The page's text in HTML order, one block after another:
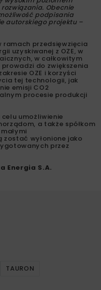
czytelność i
precyzja działania
powierzchni
aplikacji po jej
uda się wdrożyć, co w
instalacji PV na
przyczyni się to
dotyczącej OZE –
wykonawczy ds.
Energia.– Wykonawcy,
przedstawili prace
wysokim poziomem
Obecnie
autorskiego projektu –
przedsięwzięcia
uzyskiwanej z OZE, w
w całkowitym
OZE i korzyści
Energia S.A.